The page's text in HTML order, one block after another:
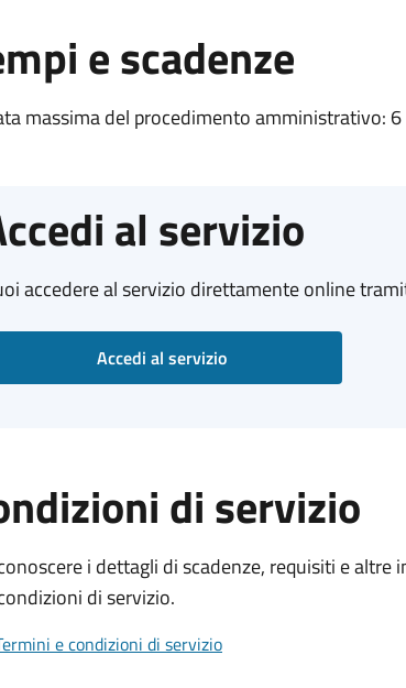
e scadenze
massima del procedimento amministrativo:
al servizio
accedere al servizio direttamente online
Accedi al servizio
di servizio
i dettagli di scadenze, requisiti e
di servizio.
e condizioni di servizio